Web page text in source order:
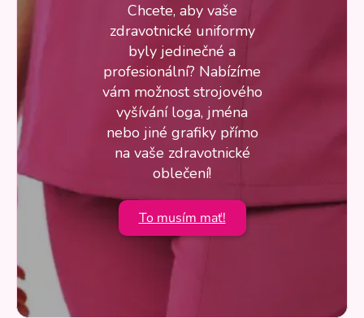
Chcete, aby vaše
zdravotnické uniformy
byly jedinečné a
profesionální? Nabízíme
vám možnost strojového
vyšívání loga, jména
nebo jiné grafiky přímo
na vaše zdravotnické
oblečení!
To musím mať!